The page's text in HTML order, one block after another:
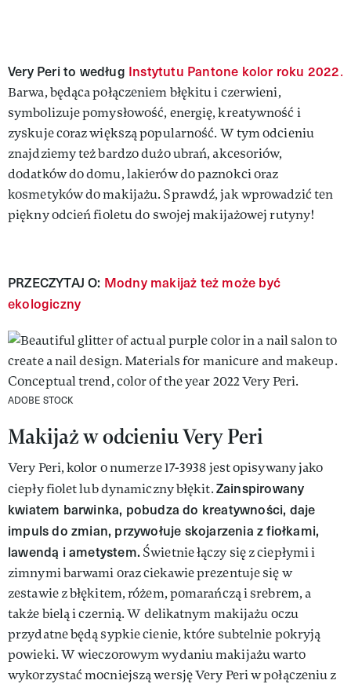
Very Peri to według Instytutu Pantone kolor roku 2022.
Barwa, będąca połączeniem błękitu i czerwieni,
symbolizuje pomysłowość, energię, kreatywność i
zyskuje coraz większą popularność. W tym odcieniu
znajdziemy też bardzo dużo ubrań, akcesoriów,
dodatków do domu, lakierów do paznokci oraz
kosmetyków do makijażu. Sprawdź, jak wprowadzić ten
piękny odcień fioletu do swojej makijażowej rutyny!
PRZECZYTAJ O: Modny makijaż też może być
ekologiczny
ADOBE STOCK
Makijaż w odcieniu Very Peri
Very Peri, kolor o numerze 17-3938 jest opisywany jako
ciepły fiolet lub dynamiczny błękit.Zainspirowany
kwiatem barwinka, pobudza do kreatywności, daje
impuls do zmian, przywołuje skojarzenia z fiołkami,
lawendą i ametystem. Świetnie łączy się z ciepłymi i
zimnymi barwami oraz ciekawie prezentuje się w
zestawie z błękitem, różem, pomarańczą i srebrem, a
także bielą i czernią. W delikatnym makijażu oczu
przydatne będą sypkie cienie, które subtelnie pokryją
powieki. W wieczorowym wydaniu makijażu warto
wykorzystać mocniejszą wersję Very Peri w połączeniu z